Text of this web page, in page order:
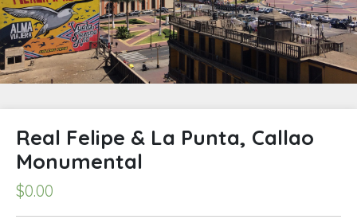
Real Felipe & La Punta, Callao
Monumental
$0.00